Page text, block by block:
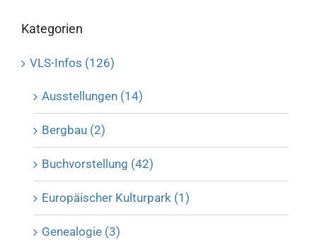
Kategorien
VLS-Infos (126)
Ausstellungen (14)
Bergbau (2)
Buchvorstellung (42)
Europäischer Kulturpark (1)
Genealogie (3)